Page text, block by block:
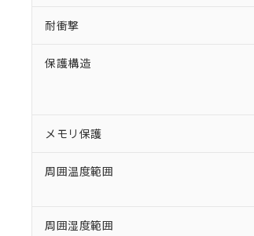
耐衝撃
保護構造
メモリ保護
周囲温度範囲
周囲湿度範囲